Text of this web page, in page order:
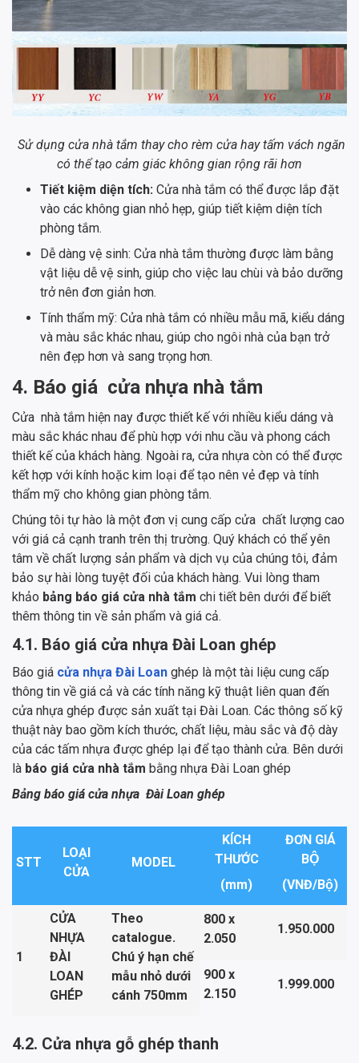
Sử dụng cửa nhà tắm thay cho rèm cửa hay tấm vách ngăn
có thể tạo cảm giác không gian rộng rãi hơn
Tiết kiệm diện tích: Cửa nhà tắm có thể được lắp đặt
vào các không gian nhỏ hẹp, giúp tiết kiệm diện tích
phòng tắm.
Dễ dàng vệ sinh: Cửa nhà tắm thường được làm bằng
vật liệu dễ vệ sinh, giúp cho việc lau chùi và bảo dưỡng
trở nên đơn giản hơn.
Tính thẩm mỹ: Cửa nhà tắm có nhiều mẫu mã, kiểu dáng
và màu sắc khác nhau, giúp cho ngôi nhà của bạn trở
nên đẹp hơn và sang trọng hơn.
4. Báo giá cửa nhựa nhà tắm
Cửa nhà tắm hiện nay được thiết kế với nhiều kiểu dáng và
màu sắc khác nhau để phù hợp với nhu cầu và phong cách
thiết kế của khách hàng. Ngoài ra, cửa nhựa còn có thể được
kết hợp với kính hoặc kim loại để tạo nên vẻ đẹp và tính
thẩm mỹ cho không gian phòng tắm.
Chúng tôi tự hào là một đơn vị cung cấp cửa chất lượng cao
với giá cả cạnh tranh trên thị trường. Quý khách có thể yên
tâm về chất lượng sản phẩm và dịch vụ của chúng tôi, đảm
bảo sự hài lòng tuyệt đối của khách hàng. Vui lòng tham
khảo bảng báo giá cửa nhà tắm chi tiết bên dưới để biết
thêm thông tin về sản phẩm và giá cả.
4.1. Báo giá cửa nhựa Đài Loan ghép
Báo giá cửa nhựa Đài Loan ghép là một tài liệu cung cấp
thông tin về giá cả và các tính năng kỹ thuật liên quan đến
cửa nhựa ghép được sản xuất tại Đài Loan. Các thông số kỹ
thuật này bao gồm kích thước, chất liệu, màu sắc và độ dày
của các tấm nhựa được ghép lại để tạo thành cửa. Bên dưới
là báo giá cửa nhà tắm bằng nhựa Đài Loan ghép
Bảng báo giá cửa nhựa Đài Loan ghép
STT
LOẠI
CỬA
MODEL
KÍCH
THƯỚC
(mm)
ĐƠN GIÁ
BỘ
(VNĐ/Bộ)
1
CỬA
NHỰA
ĐÀI
LOAN
GHÉP
Theo
catalogue.
Chú ý hạn chế
mẫu nhỏ dưới
cánh 750mm
800 x
2.050
1.950.000
900 x
2.150
1.999.000
4.2. Cửa nhựa gỗ ghép thanh